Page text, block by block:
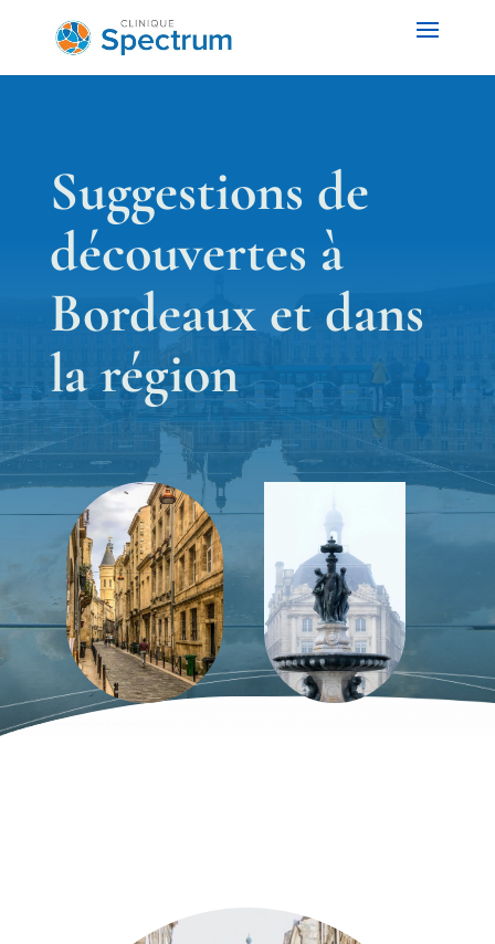
Suggestions de
découvertes à
Bordeaux et dans
la région